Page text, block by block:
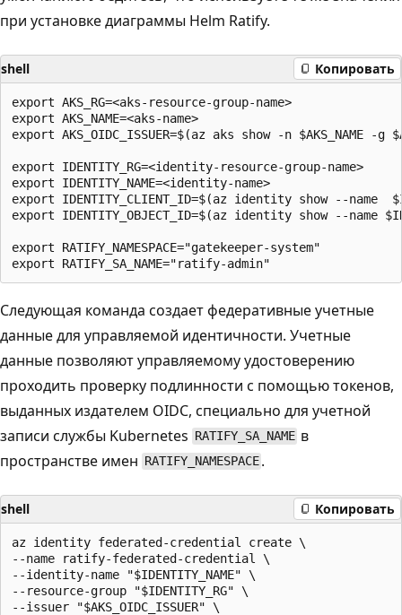
при установке диаграммы Helm Ratify.
shell Копировать
export AKS_RG=<aks-resource-group-name>
export AKS_NAME=<aks-name>
export AKS_OIDC_ISSUER=$(az aks show -n
export IDENTITY_RG=<identity-resource-group-name>
export IDENTITY_NAME=<identity-name>
export IDENTITY_CLIENT_ID=$(az identity show --name
export IDENTITY_OBJECT_ID=$(az identity show --name
export RATIFY_NAMESPACE="gatekeeper-system"
Следующая команда создает федеративные учетные
данные для управляемой идентичности. Учетные
данные позволяют управляемому удостоверению
проходить проверку подлинности с помощью токенов,
выданных издателем OIDC, специально для учетной
записи службы Kubernetes RATIFY_SA_NAME в
пространстве имен RATIFY_NAMESPACE .
shell Копировать
az identity federated-credential create \
--name ratify-federated-credential \
--identity-name "$IDENTITY_NAME" \
--resource-group "$IDENTITY_RG" \
--issuer "$AKS_OIDC_ISSUER" \